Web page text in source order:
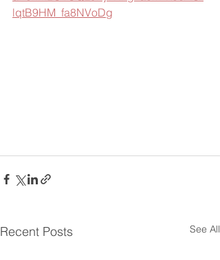
lqtB9HM_fa8NVoDg
Recent Posts See All